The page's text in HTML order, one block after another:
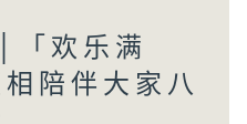
「欢乐满
陪伴大家八